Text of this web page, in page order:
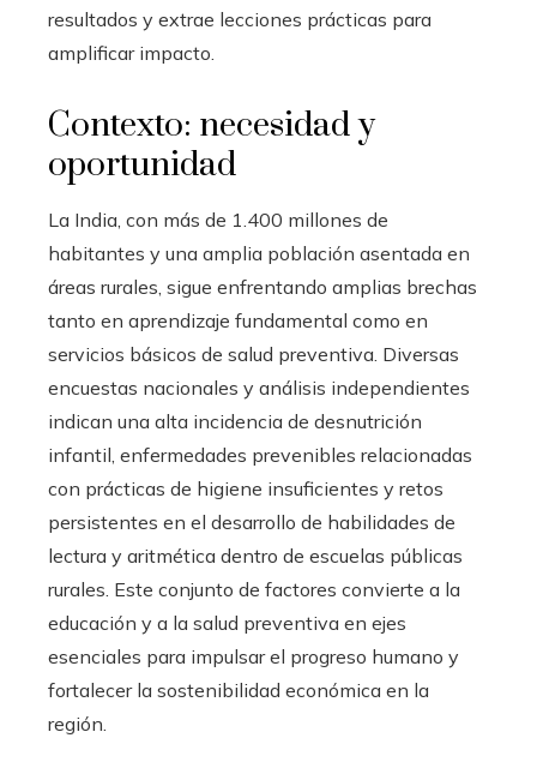
resultados y extrae lecciones prácticas para
amplificar impacto.
Contexto: necesidad y
oportunidad
La India, con más de 1.400 millones de
habitantes y una amplia población asentada en
áreas rurales, sigue enfrentando amplias brechas
tanto en aprendizaje fundamental como en
servicios básicos de salud preventiva. Diversas
encuestas nacionales y análisis independientes
indican una alta incidencia de desnutrición
infantil, enfermedades prevenibles relacionadas
con prácticas de higiene insuficientes y retos
persistentes en el desarrollo de habilidades de
lectura y aritmética dentro de escuelas públicas
rurales. Este conjunto de factores convierte a la
educación y a la salud preventiva en ejes
esenciales para impulsar el progreso humano y
fortalecer la sostenibilidad económica en la
región.